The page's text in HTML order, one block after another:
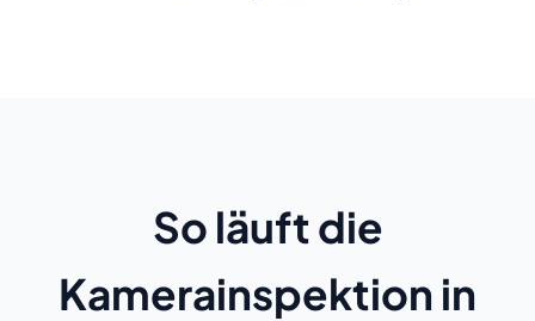
So läuft die
Kamerainspektion in